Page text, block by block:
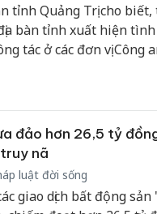
tỉnh Quảng Trị cho
bàn tỉnh xuất hiện
tác ở các đơn vị Công
đảo hơn 26,5 tỷ
nã
luật đời sống
giao dịch bất động